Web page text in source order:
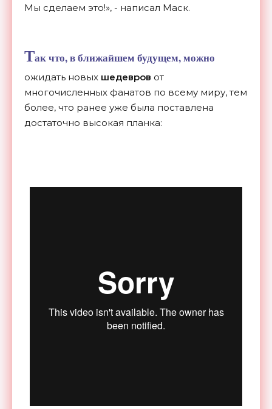
Мы сделаем это!», - написал Маск.
Так что, в ближайшем будущем, можно
ожидать новых шедевров от
многочисленных фанатов по всему миру, тем
более, что ранее уже была поставлена
достаточно высокая планка: